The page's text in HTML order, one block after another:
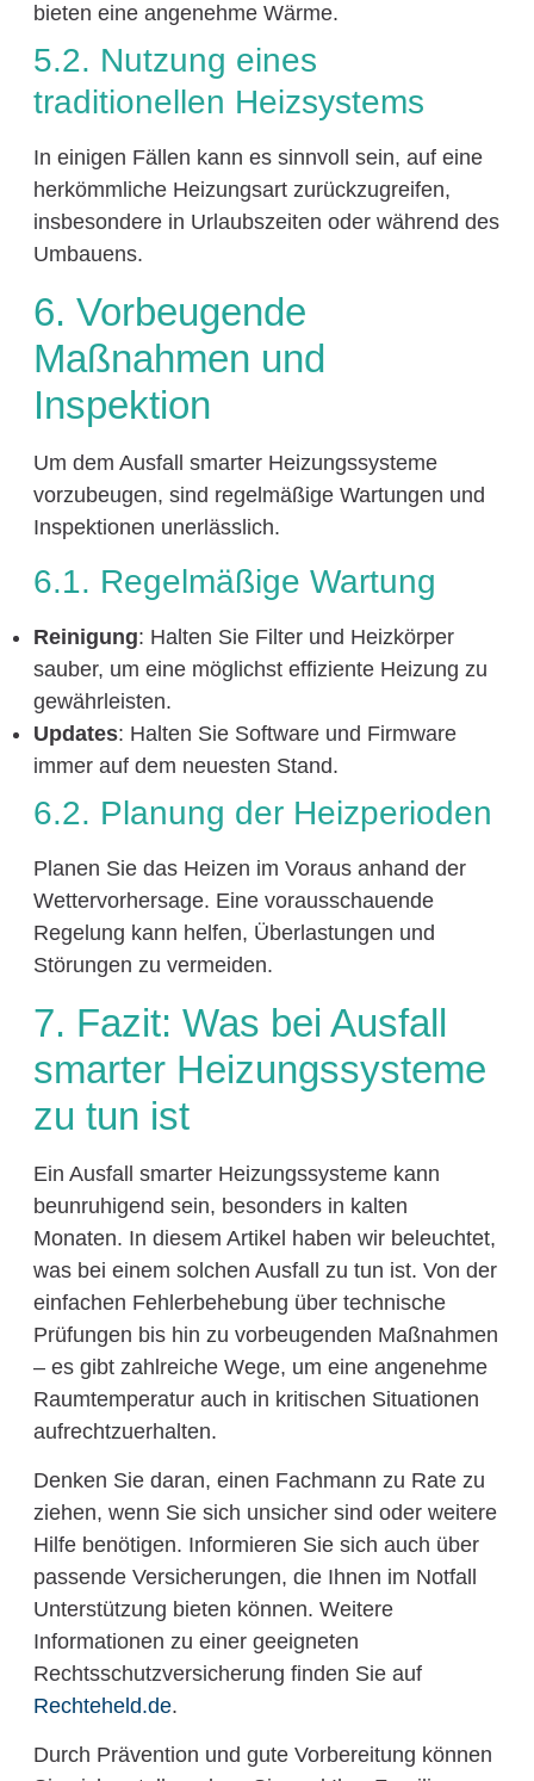
bieten eine angenehme Wärme.
5.2. Nutzung eines
traditionellen Heizsystems
In einigen Fällen kann es sinnvoll sein, auf eine
herkömmliche Heizungsart zurückzugreifen,
insbesondere in Urlaubszeiten oder während des
Umbauens.
6. Vorbeugende
Maßnahmen und
Inspektion
Um dem Ausfall smarter Heizungssysteme
vorzubeugen, sind regelmäßige Wartungen und
Inspektionen unerlässlich.
6.1. Regelmäßige Wartung
Reinigung: Halten Sie Filter und Heizkörper
sauber, um eine möglichst effiziente Heizung zu
gewährleisten.
Updates: Halten Sie Software und Firmware
immer auf dem neuesten Stand.
6.2. Planung der Heizperioden
Planen Sie das Heizen im Voraus anhand der
Wettervorhersage. Eine vorausschauende
Regelung kann helfen, Überlastungen und
Störungen zu vermeiden.
7. Fazit: Was bei Ausfall
smarter Heizungssysteme
zu tun ist
Ein Ausfall smarter Heizungssysteme kann
beunruhigend sein, besonders in kalten
Monaten. In diesem Artikel haben wir beleuchtet,
was bei einem solchen Ausfall zu tun ist. Von der
einfachen Fehlerbehebung über technische
Prüfungen bis hin zu vorbeugenden Maßnahmen
– es gibt zahlreiche Wege, um eine angenehme
Raumtemperatur auch in kritischen Situationen
aufrechtzuerhalten.
Denken Sie daran, einen Fachmann zu Rate zu
ziehen, wenn Sie sich unsicher sind oder weitere
Hilfe benötigen. Informieren Sie sich auch über
passende Versicherungen, die Ihnen im Notfall
Unterstützung bieten können. Weitere
Informationen zu einer geeigneten
Rechtsschutzversicherung finden Sie auf
Rechteheld.de.
Durch Prävention und gute Vorbereitung können